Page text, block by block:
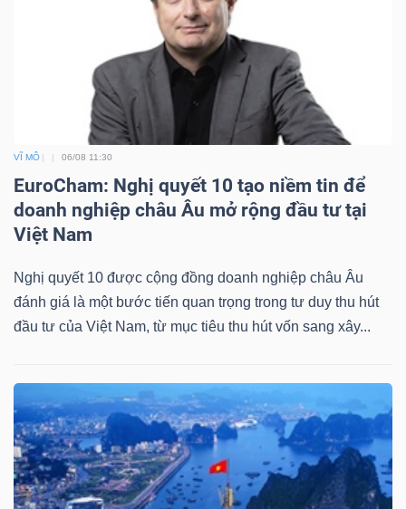
VĨ MÔ 06/08 11:30
EuroCham: Nghị quyết 10 tạo niềm tin để
doanh nghiệp châu Âu mở rộng đầu tư tại
Việt Nam
Nghị quyết 10 được cộng đồng doanh nghiệp châu Âu
đánh giá là một bước tiến quan trọng trong tư duy thu hút
đầu tư của Việt Nam, từ mục tiêu thu hút vốn sang xây...
Dữ
liệu
tài